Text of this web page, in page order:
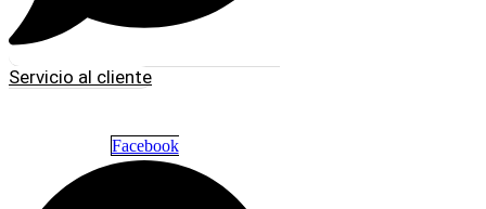
Servicio al cliente
Facebook